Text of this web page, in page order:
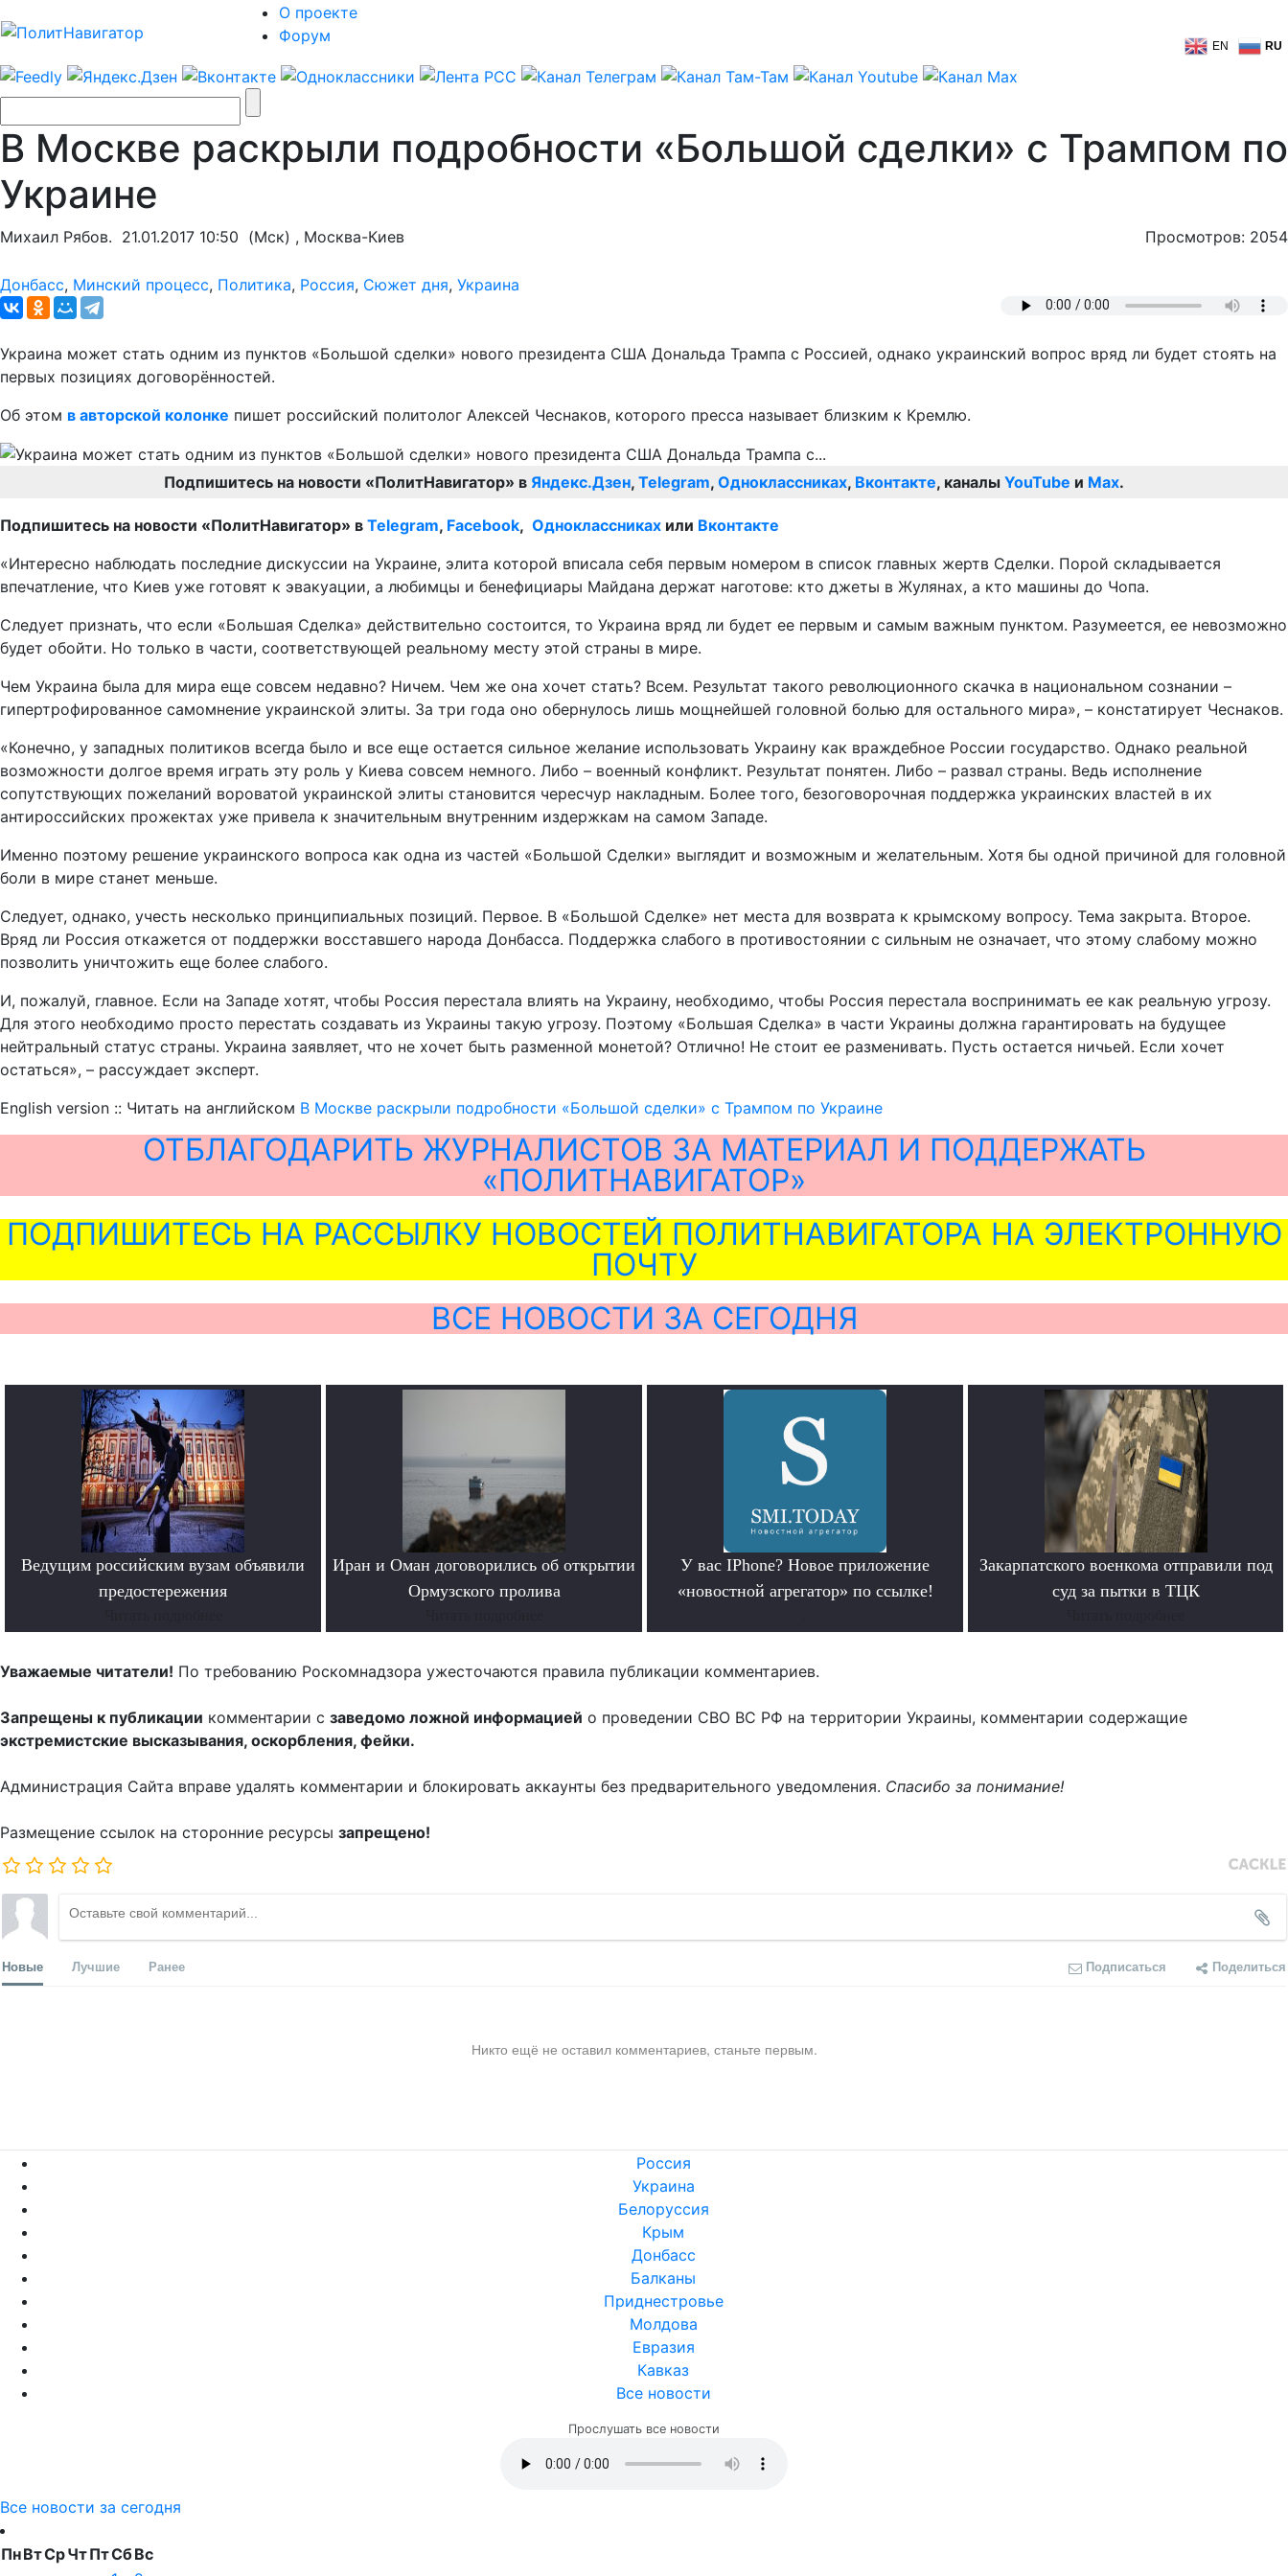
О проекте
Форум
EN RU
В Москве раскрыли подробности «Большой сделки» с Трампом по
Украине
Михаил Рябов. 21.01.2017 10:50 (Мск) , Москва-Киев Просмотров: 2054
Донбасс, Минский процесс, Политика, Россия, Сюжет дня, Украина
Украина может стать одним из пунктов «Большой сделки» нового президента США Дональда Трампа с Россией, однако украинский вопрос вряд ли будет стоять на
первых позициях договорённостей.
Об этом в авторской колонке пишет российский политолог Алексей Чеснаков, которого пресса называет близким к Кремлю.
Подпишитесь на новости «ПолитНавигатор» в Яндекс.Дзен, Telegram, Одноклассниках, Вконтакте, каналы YouTube и Max.
Подпишитесь на новости «ПолитНавигатор» в Telegram, Facebook, Одноклассниках или Вконтакте
«Интересно наблюдать последние дискуссии на Украине, элита которой вписала себя первым номером в список главных жертв Сделки. Порой складывается
впечатление, что Киев уже готовят к эвакуации, а любимцы и бенефициары Майдана держат наготове: кто джеты в Жулянах, а кто машины до Чопа.
Следует признать, что если «Большая Сделка» действительно состоится, то Украина вряд ли будет ее первым и самым важным пунктом. Разумеется, ее невозможно
будет обойти. Но только в части, соответствующей реальному месту этой страны в мире.
Чем Украина была для мира еще совсем недавно? Ничем. Чем же она хочет стать? Всем. Результат такого революционного скачка в национальном сознании –
гипертрофированное самомнение украинской элиты. За три года оно обернулось лишь мощнейшей головной болью для остального мира», – констатирует Чеснаков.
«Конечно, у западных политиков всегда было и все еще остается сильное желание использовать Украину как враждебное России государство. Однако реальной
возможности долгое время играть эту роль у Киева совсем немного. Либо – военный конфликт. Результат понятен. Либо – развал страны. Ведь исполнение
сопутствующих пожеланий вороватой украинской элиты становится чересчур накладным. Более того, безоговорочная поддержка украинских властей в их
антироссийских прожектах уже привела к значительным внутренним издержкам на самом Западе.
Именно поэтому решение украинского вопроса как одна из частей «Большой Сделки» выглядит и возможным и желательным. Хотя бы одной причиной для головной
боли в мире станет меньше.
Следует, однако, учесть несколько принципиальных позиций. Первое. В «Большой Сделке» нет места для возврата к крымскому вопросу. Тема закрыта. Второе.
Вряд ли Россия откажется от поддержки восставшего народа Донбасса. Поддержка слабого в противостоянии с сильным не означает, что этому слабому можно
позволить уничтожить еще более слабого.
И, пожалуй, главное. Если на Западе хотят, чтобы Россия перестала влиять на Украину, необходимо, чтобы Россия перестала воспринимать ее как реальную угрозу.
Для этого необходимо просто перестать создавать из Украины такую угрозу. Поэтому «Большая Сделка» в части Украины должна гарантировать на будущее
нейтральный статус страны. Украина заявляет, что не хочет быть разменной монетой? Отлично! Не стоит ее разменивать. Пусть остается ничьей. Если хочет
остаться», – рассуждает эксперт.
English version :: Читать на английском В Москве раскрыли подробности «Большой сделки» с Трампом по Украине
ОТБЛАГОДАРИТЬ ЖУРНАЛИСТОВ ЗА МАТЕРИАЛ И ПОДДЕРЖАТЬ
«ПОЛИТНАВИГАТОР»
ПОДПИШИТЕСЬ НА РАССЫЛКУ НОВОСТЕЙ ПОЛИТНАВИГАТОРА НА ЭЛЕКТРОННУЮ
ПОЧТУ
ВСЕ НОВОСТИ ЗА СЕГОДНЯ
Ведущим российским вузам объявили
предостережения
Иран и Оман договорились об открытии
Ормузского пролива
У вас IPhone? Новое приложение
«новостной агрегатор» по ссылке!
Закарпатского военкома отправили под
суд за пытки в ТЦК
Уважаемые читатели! По требованию Роскомнадзора ужесточаются правила публикации комментариев.
Запрещены к публикации комментарии с заведомо ложной информацией о проведении СВО ВС РФ на территории Украины, комментарии содержащие
экстремистские высказывания, оскорбления, фейки.
Администрация Сайта вправе удалять комментарии и блокировать аккаунты без предварительного уведомления. Спасибо за понимание!
Размещение ссылок на сторонние ресурсы запрещено!
Новые Лучшие Ранее Подписаться Поделиться
Никто ещё не оставил комментариев, станьте первым.
Россия
Украина
Белоруссия
Крым
Донбасс
Балканы
Приднестровье
Молдова
Евразия
Кавказ
Все новости
Прослушать все новости
Все новости за сегодня
ПнВтСрЧтПтСбВс